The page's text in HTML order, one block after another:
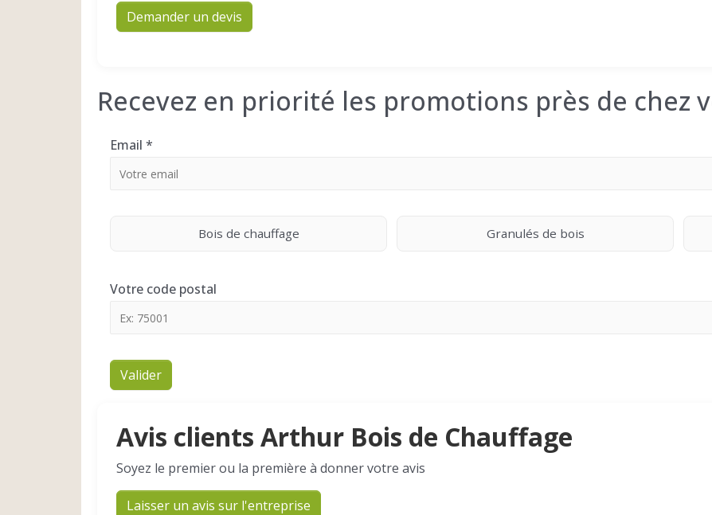
Demander un devis
Recevez en priorité les promotions près de chez
Email *
Bois de chauffage Granulés de bois
Votre code postal
Valider
Avis clients Arthur Bois de Chauffage
Soyez le premier ou la première à donner votre avis
Laisser un avis sur l'entreprise